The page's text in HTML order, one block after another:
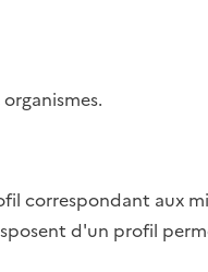
correspondant aux
d'un profil